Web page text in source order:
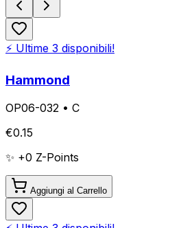
⚡ Ultime 3 disponibili!
Hammond
OP06-032 • C
€0.15
✨ +0 Z-Points
Aggiungi al Carrello